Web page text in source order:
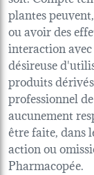
plantes
ou avoir des
interaction
désireuse
produits
professionnel
aucunement
être faite, dans
action ou
Pharmacopée.